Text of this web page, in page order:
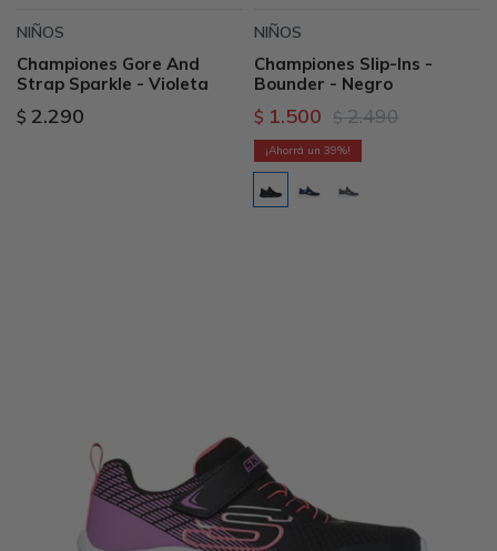
NIÑOS
Championes Gore And
Strap Sparkle - Violeta
$ 2.290
NIÑOS
Championes Slip-Ins -
Bounder - Negro
$ 1.500 $ 2.490
39